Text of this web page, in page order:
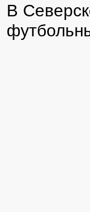
В